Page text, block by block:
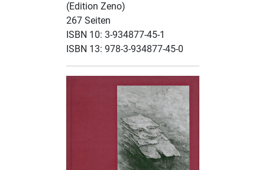
(Edition Zeno)
267 Seiten
ISBN 10: 3-934877-45-1
ISBN 13: 978-3-934877-45-0